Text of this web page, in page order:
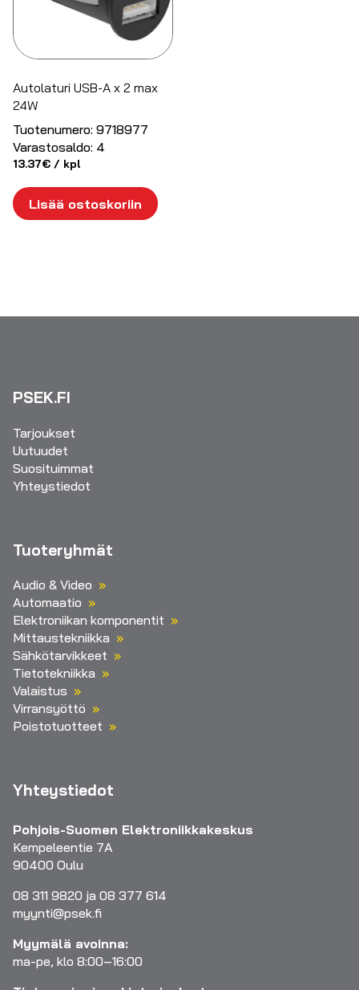
Autolaturi USB-A x 2 max
24W
Tuotenumero: 9718977
Varastosaldo: 4
13.37€ / kpl
Lisää ostoskoriin
PSEK.FI
Tarjoukset
Uutuudet
Suosituimmat
Yhteystiedot
Tuoteryhmät
Audio & Video
Automaatio
Elektroniikan komponentit
Mittaustekniikka
Sähkötarvikkeet
Tietotekniikka
Valaistus
Virransyöttö
Poistotuotteet
Yhteystiedot
Pohjois-Suomen Elektroniikkakeskus
Kempeleentie 7A
90400 Oulu
08 311 9820 ja 08 377 614
myynti@psek.fi
Myymälä avoinna:
ma-pe, klo 8:00–16:00